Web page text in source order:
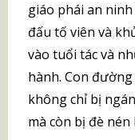
giáo phái an
đấu tố viên và
vào tuổi tác và
hành. Con
không chỉ bị
mà còn bị đè